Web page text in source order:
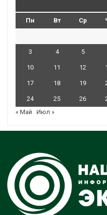
Пн Вт Ср
3 4 5
10 11 12
17 18 19
24 25 26
« Май
Июл »